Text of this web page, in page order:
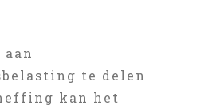
te delen
kan het